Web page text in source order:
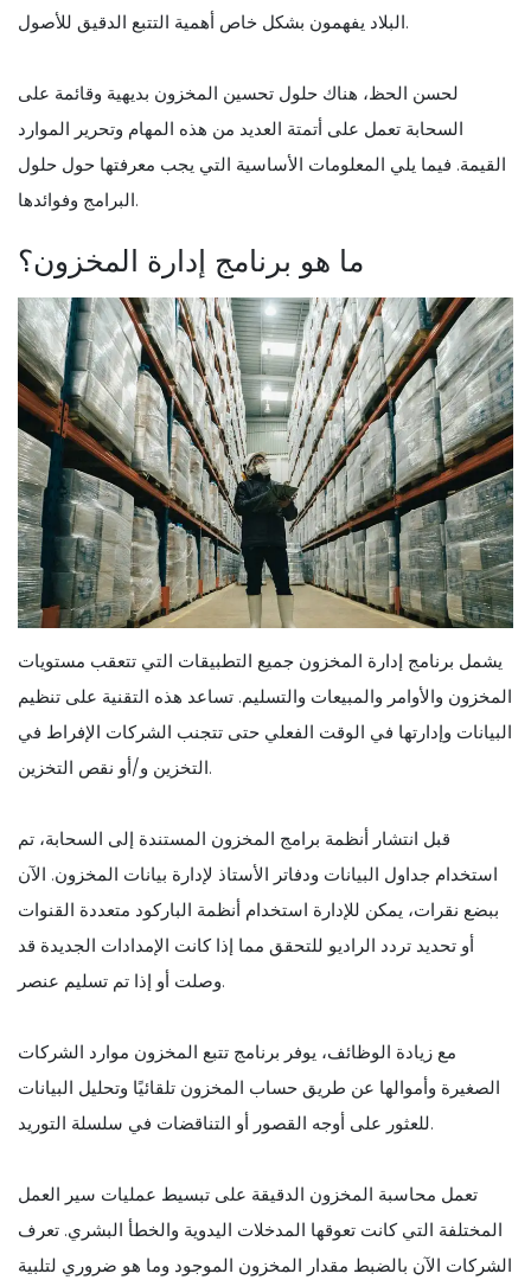
البلاد يفهمون بشكل خاص أهمية التتبع الدقيق للأصول.
لحسن الحظ، هناك حلول تحسين المخزون بديهية وقائمة على
السحابة تعمل على أتمتة العديد من هذه المهام وتحرير الموارد
القيمة. فيما يلي المعلومات الأساسية التي يجب معرفتها حول حلول
البرامج وفوائدها.
ما هو برنامج إدارة المخزون؟
يشمل برنامج إدارة المخزون جميع التطبيقات التي تتعقب مستويات
المخزون والأوامر والمبيعات والتسليم. تساعد هذه التقنية على تنظيم
البيانات وإدارتها في الوقت الفعلي حتى تتجنب الشركات الإفراط في
التخزين و/أو نقص التخزين.
قبل انتشار أنظمة برامج المخزون المستندة إلى السحابة، تم
استخدام جداول البيانات ودفاتر الأستاذ لإدارة بيانات المخزون. الآن
ببضع نقرات، يمكن للإدارة استخدام أنظمة الباركود متعددة القنوات
أو تحديد تردد الراديو للتحقق مما إذا كانت الإمدادات الجديدة قد
وصلت أو إذا تم تسليم عنصر.
مع زيادة الوظائف، يوفر برنامج تتبع المخزون موارد الشركات
الصغيرة وأموالها عن طريق حساب المخزون تلقائيًا وتحليل البيانات
للعثور على أوجه القصور أو التناقضات في سلسلة التوريد.
تعمل محاسبة المخزون الدقيقة على تبسيط عمليات سير العمل
المختلفة التي كانت تعوقها المدخلات اليدوية والخطأ البشري. تعرف
الشركات الآن بالضبط مقدار المخزون الموجود وما هو ضروري لتلبية